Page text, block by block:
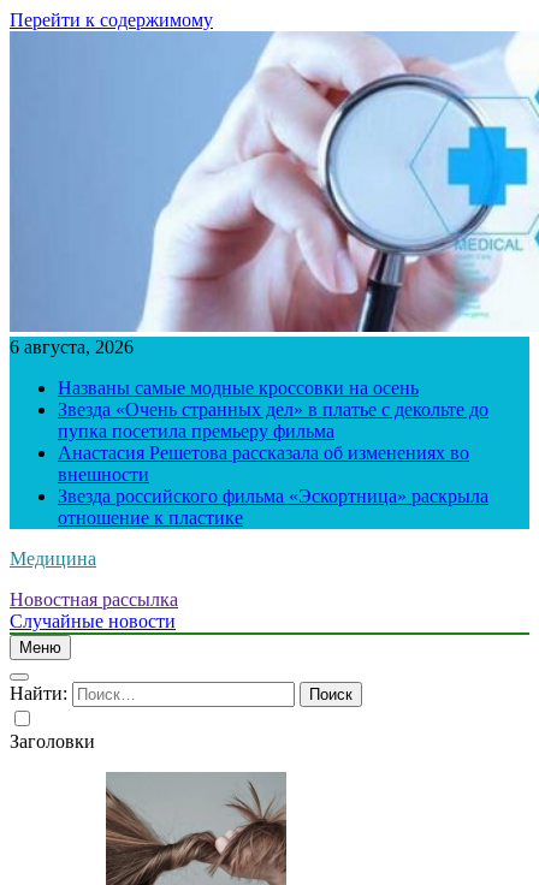
Перейти к содержимому
6 августа, 2026
Названы самые модные кроссовки на осень
Звезда «Очень странных дел» в платье с декольте до
пупка посетила премьеру фильма
Анастасия Решетова рассказала об изменениях во
внешности
Звезда российского фильма «Эскортница» раскрыла
отношение к пластике
Медицина
Новостная рассылка
Случайные новости
Меню
Найти:
Заголовки